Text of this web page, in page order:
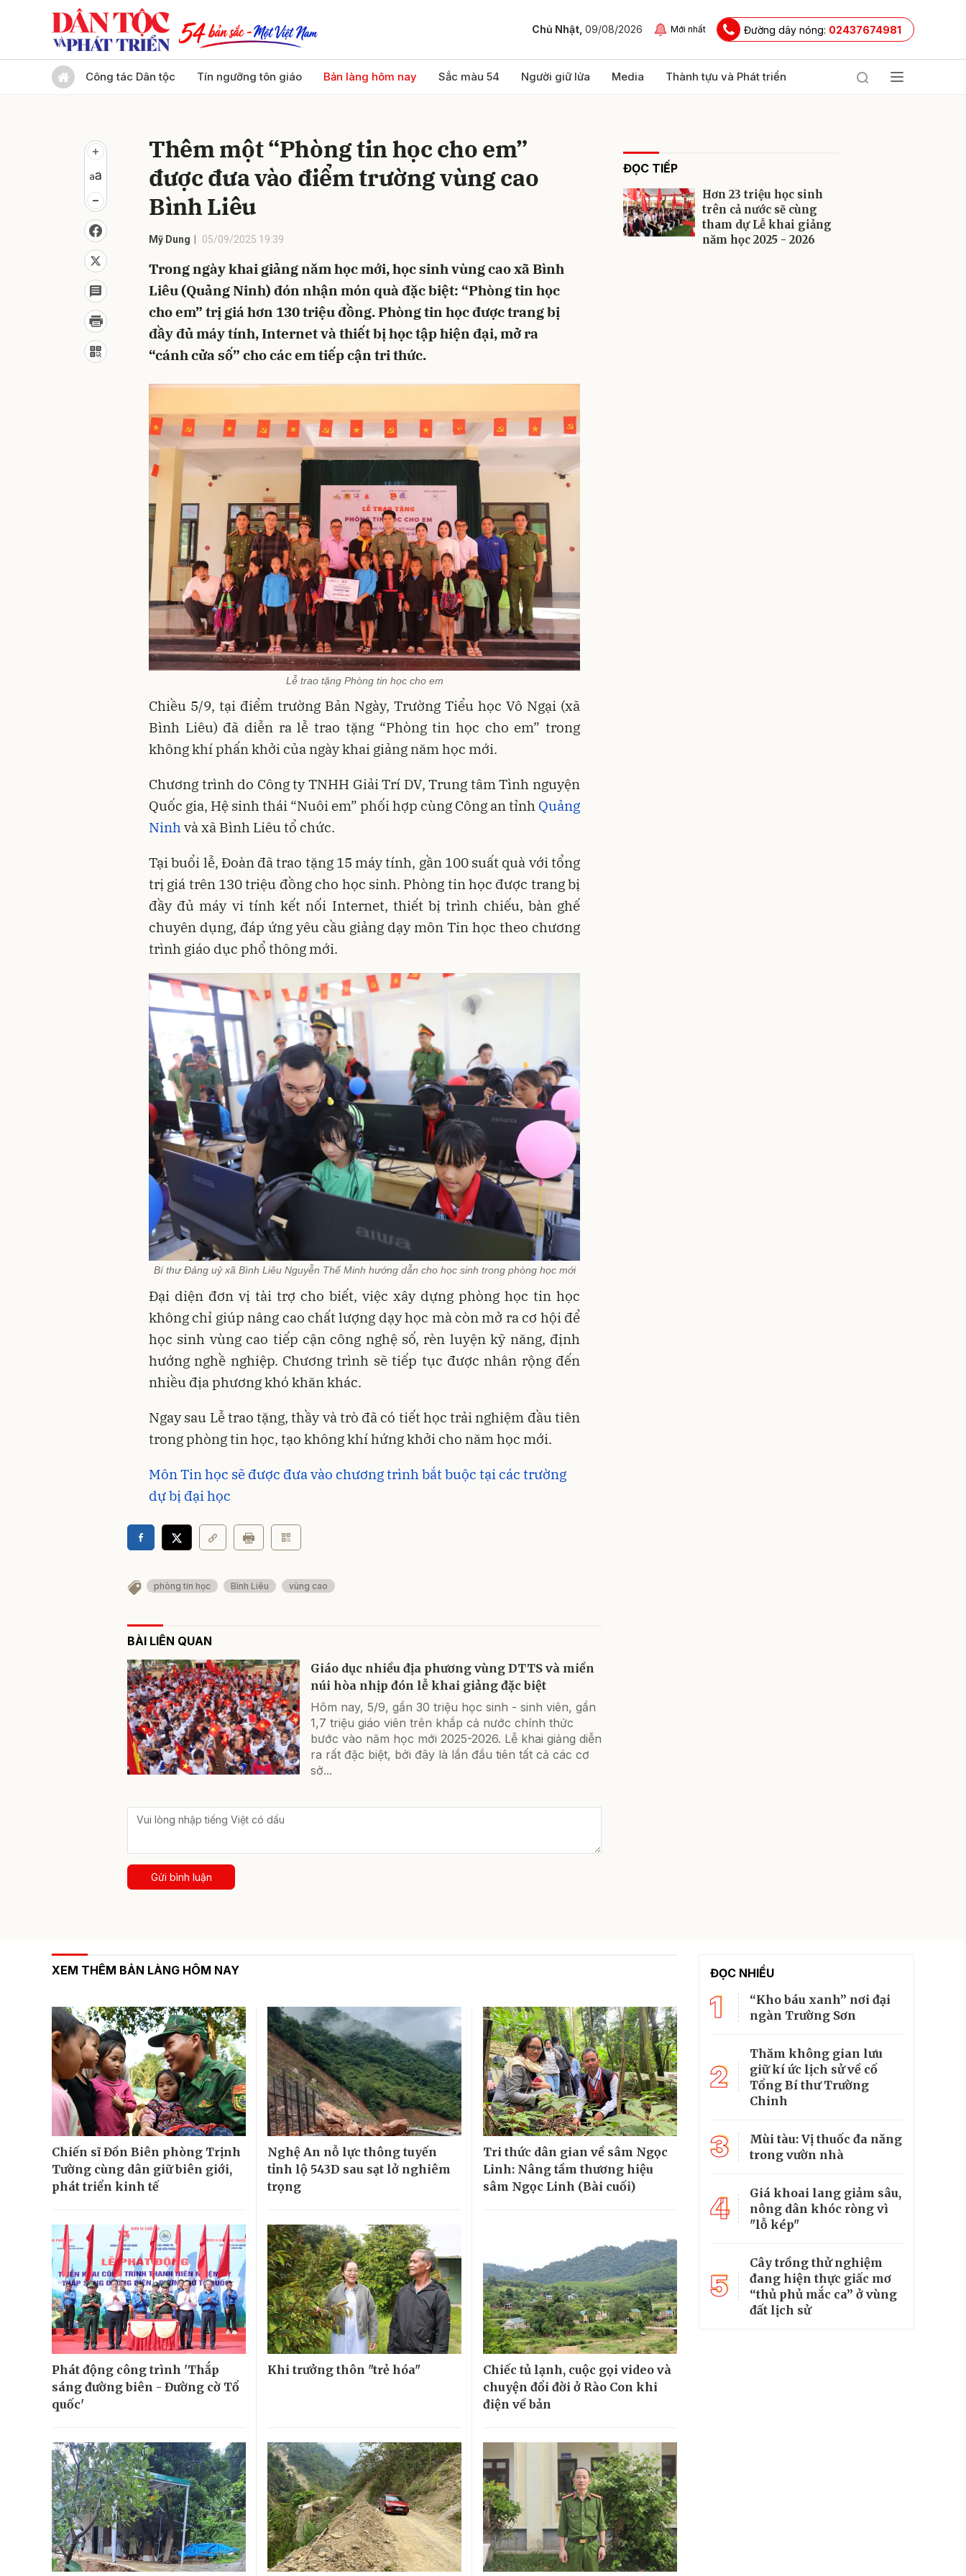
Chủ Nhật, 09/08/2026 Mới nhất Đường dây nóng: 02437674981
Công tác Dân tộc Tín ngưỡng tôn giáo Bản làng hôm nay Sắc màu 54 Người giữ lửa Media Thành tựu và Phát triển
Thêm một “Phòng tin học cho em”
được đưa vào điểm trường vùng cao
Bình Liêu
Mỹ Dung 05/09/2025 19:39
Trong ngày khai giảng năm học mới, học sinh vùng cao xã Bình
Liêu (Quảng Ninh) đón nhận món quà đặc biệt: “Phòng tin học
cho em” trị giá hơn 130 triệu đồng. Phòng tin học được trang bị
đầy đủ máy tính, Internet và thiết bị học tập hiện đại, mở ra
“cánh cửa số” cho các em tiếp cận tri thức.
Lễ trao tặng Phòng tin học cho em
Chiều 5/9, tại điểm trường Bản Ngày, Trường Tiểu học Vô Ngại (xã
Bình Liêu) đã diễn ra lễ trao tặng “Phòng tin học cho em” trong
không khí phấn khởi của ngày khai giảng năm học mới.
Chương trình do Công ty TNHH Giải Trí DV, Trung tâm Tình nguyện
Quốc gia, Hệ sinh thái “Nuôi em” phối hợp cùng Công an tỉnh Quảng
Ninhvà xã Bình Liêu tổ chức.
Tại buổi lễ, Đoàn đã trao tặng 15 máy tính, gần 100 suất quà với tổng
trị giá trên 130 triệu đồng cho học sinh. Phòng tin học được trang bị
đầy đủ máy vi tính kết nối Internet, thiết bị trình chiếu, bàn ghế
chuyên dụng, đáp ứng yêu cầu giảng dạy môn Tin học theo chương
trình giáo dục phổ thông mới.
Bí thư Đảng uỷ xã Bình Liêu Nguyễn Thế Minh hướng dẫn cho học sinh trong phòng học mới
Đại diện đơn vị tài trợ cho biết, việc xây dựng phòng học tin học
không chỉ giúp nâng cao chất lượng dạy học mà còn mở ra cơ hội để
học sinh vùng cao tiếp cận công nghệ số, rèn luyện kỹ năng, định
hướng nghề nghiệp. Chương trình sẽ tiếp tục được nhân rộng đến
nhiều địa phương khó khăn khác.
Ngay sau Lễ trao tặng, thầy và trò đã có tiết học trải nghiệm đầu tiên
trong phòng tin học, tạo không khí hứng khởi cho năm học mới.
Môn Tin học sẽ được đưa vào chương trình bắt buộc tại các trường
dự bị đại học
phòng tin học Bình Liêu vùng cao
BÀI LIÊN QUAN
Giáo dục nhiều địa phương vùng DTTS và miền
núi hòa nhịp đón lễ khai giảng đặc biệt
Hôm nay, 5/9, gần 30 triệu học sinh - sinh viên, gần
1,7 triệu giáo viên trên khắp cả nước chính thức
bước vào năm học mới 2025-2026. Lễ khai giảng diễn
ra rất đặc biệt, bởi đây là lần đầu tiên tất cả các cơ
sở...
Gửi bình luận
ĐỌC TIẾP
Hơn 23 triệu học sinh
trên cả nước sẽ cùng
tham dự Lễ khai giảng
năm học 2025 - 2026
XEM THÊM BẢN LÀNG HÔM NAY
Chiến sĩ Đồn Biên phòng Trịnh
Tường cùng dân giữ biên giới,
phát triển kinh tế
Nghệ An nỗ lực thông tuyến
tỉnh lộ 543D sau sạt lở nghiêm
trọng
Tri thức dân gian về sâm Ngọc
Linh: Nâng tầm thương hiệu
sâm Ngọc Linh (Bài cuối)
Phát động công trình 'Thắp
sáng đường biên - Đường cờ Tổ
quốc'
Khi trưởng thôn "trẻ hóa"
Chiếc tủ lạnh, cuộc gọi video và
chuyện đổi đời ở Rào Con khi
điện về bản
ĐỌC NHIỀU
1
“Kho báu xanh” nơi đại
ngàn Trường Sơn
2
Thăm không gian lưu
giữ kí ức lịch sử về cố
Tổng Bí thư Trường
Chinh
3
Mùi tàu: Vị thuốc đa năng
trong vườn nhà
4
Giá khoai lang giảm sâu,
nông dân khóc ròng vì
"lỗ kép"
5
Cây trồng thử nghiệm
đang hiện thực giấc mơ
“thủ phủ mắc ca” ở vùng
đất lịch sử
Gửi bình luận
Gửi